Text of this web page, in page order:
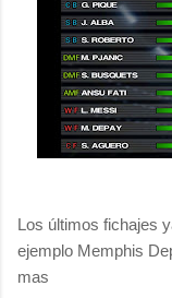
Los últimos fichajes
ejemplo Memphis
mas